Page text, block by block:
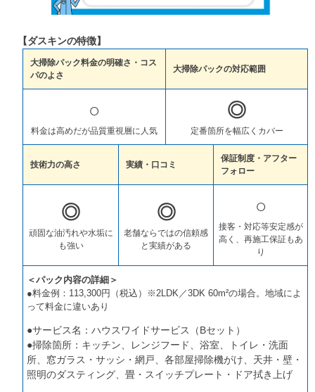
【ダスキンの特徴】
大掃除パック料金の明確さ・コス
パのよさ
大掃除パックの対応範囲
○
料金は高めだが品質重視層に人気
◎
定番箇所を幅広くカバー
技術力の高さ 実績・口コミ
保証制度・アフター
フォロー
◎
頑固な油汚れや水垢に
も強い
◎
老舗ならではの信頼感
と実績がある
○
接客・対応等安定感が
高く、再施工保証もあ
り
＜パック内容の詳細＞
●料金例：113,300円（税込）※2LDK／3DK 60m²の場合。地域によ
って料金に違いあり
●サービス名：ハウスワイドサービス（Bセット）
●掃除箇所：キッチン、レンジフード、浴室、トイレ・洗面
所、窓ガラス・サッシ・網戸、各部屋掃除機がけ、天井・壁・
照明のダスティング、畳・スイッチプレート・ドア拭き上げ